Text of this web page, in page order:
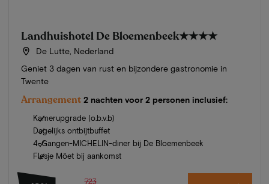
Landhuishotel De Bloemenbeek★★★★
De Lutte, Nederland
Geniet 3 dagen van rust en bijzondere gastronomie in
Twente
Arrangement 2 nachten voor 2 personen inclusief:
Kamerupgrade (o.b.v.b)
Dagelijks ontbijtbuffet
4-Gangen-MICHELIN-diner bij De Bloemenbeek
Flesje Möet bij aankomst
723